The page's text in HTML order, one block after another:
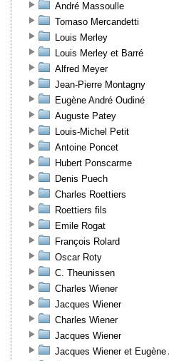
André Massoulle
Tomaso Mercandetti
Louis Merley
Louis Merley et Barré
Alfred Meyer
Jean-Pierre Montagny
Eugène André Oudiné
Auguste Patey
Louis-Michel Petit
Antoine Poncet
Hubert Ponscarme
Denis Puech
Charles Roettiers
Roettiers fils
Emile Rogat
François Rolard
Oscar Roty
C. Theunissen
Charles Wiener
Jacques Wiener
Charles Wiener
Jacques Wiener
Jacques Wiener et Eugène